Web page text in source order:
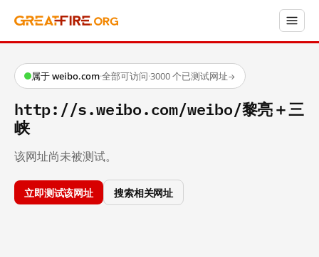
属于 weibo.com·全部可访问·3000 个已测试网址→
http://s.weibo.com/weibo/黎亮＋三
峡
该网址尚未被测试。
立即测试该网址 搜索相关网址